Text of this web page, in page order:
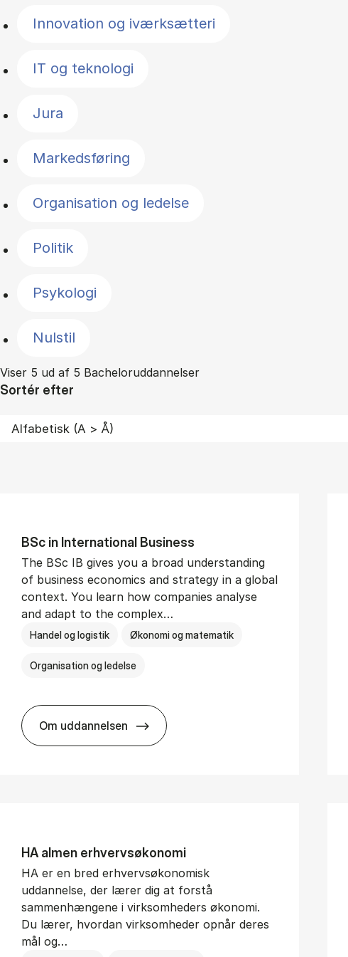
Innovation og iværksætteri
IT og teknologi
Jura
Markedsføring
Organisation og ledelse
Politik
Psykologi
Nulstil
Viser 5 ud af 5 Bacheloruddannelser
Sortér efter
BSc in In­ter­na­tion­al Busi­ness
The BSc IB gives you a broad understanding
of business economics and strategy in a global
context. You learn how companies analyse
and adapt to the complex…
Handel og logistik Økonomi og matematik
Organisation og ledelse
Om uddannelsen
BSc in In­ter­na­tion­al Busi­ness
HA al­men erhvervs­økonomi
HA er en bred erhvervsøkonomisk
uddannelse, der lærer dig at forstå
sammenhængene i virksomheders økonomi.
Du lærer, hvordan virksomheder opnår deres
mål og…